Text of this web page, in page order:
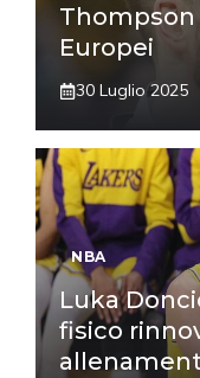
Europei
30 Luglio 2025
NBA
Luka
fisico